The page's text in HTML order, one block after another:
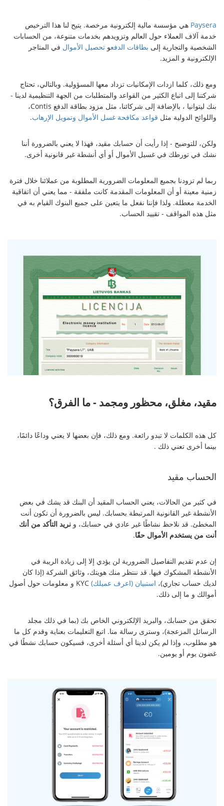
Paysera هي مؤسسة مالية إلكترونية مرخصة. يتيح لنا هذا الترخيص
خدمة آلاف العملاء حول العالم وتزويدهم بخدمات متنوعة، من الحسابات
الشخصية والتجارية إلى بطاقات الدفعو تحصيل الأموال في المتاجر
الإلكترونية و المزيد.
ومع ذلك، كلما ازدات الإمكانيات تزداد معها المسؤولية. وبالتالي، تحتاج
شركتنا إلى اتباع الكثير من القواعد والمتطلبات من الجهة التنظيمية لدينا -
بنك ليتوانيا ، بالإضافة إلى شركائنا، مثل مزود بطاقة الدفع Contis،
واللوائح الدولية مثل قواعد مكافحة غسل الأموال وتمويل الإرهاب.
ولكن، للتوضيح - إذا رأيت أن حسابك مقيد، فهذا لا يعني بالضرورة أننا
نشك في تورطك في غسيل الأموال أو أي أنشطة غير قانونية أخرى.
ربما لم تزودنا بجميع المعلومات الضرورية المطلوبة من عملائنا خلال فترة
زمنية معينة أو أن المعلومات المقدمة كانت ملفقة - مما يعني أن اتفاقية
الخدمة معطلة. ولذا فإننا نفعل ما يتعين على جميع البنوك القيام به في
مثل هذه المواقف - تقييد الحساب.
مقيد، مغلق، محظور ومجمد - ما الفرق؟
كل هذه الكلمات لا تبدو رائعة. ومع ذلك، فإن بعضها لا يعني وداعًا دائمًا،
بينما أخرى تعني ذلك .
الحساب مقيد
في كثير من الحالات، يعني الحساب المقيد أن البنك قد يشك في بعض
الأنشطة غير القانونية المرتبطة بحسابك. ليس بالضرورة أن تكون أنت
المخطئ. قد نلاحظ نشاطًا غير عادي في حسابك، و نريد التأكد من أنك
أنت من يستخدم الأموال حقًا.
إن عدم تقديم التفاصيل الضرورية لن يؤدي إلا إلى زيادة الريبة في
الأنشطة المشكوك فيها. قد ننتظر منك هويتك، وثائق الشركة (إذا كان
لديك حساب تجاري)، استبيان (اعرف عميلك)
KYC و معلومات حول أصول
أموالك و ما إلى ذلك.
تحقق من حسابك، والبريد الإلكتروني الخاص بك (بما في ذلك مجلد
الرسائل المزعجة)، وسترى رسالة منا. اتبع التعليمات بعناية وقدم كل ما
هو مطلوب، وإذا لم يكن لدينا أي أسئلة أخرى، فسيكون حسابك نشطًا في
غضون يوم أو يومين.